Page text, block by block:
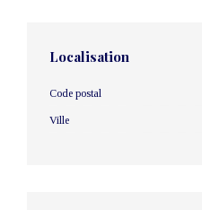
Localisation
Code postal
Ville